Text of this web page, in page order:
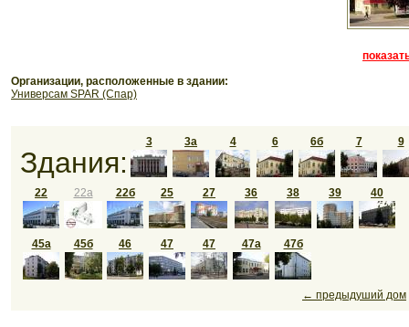
Организации, расположенные в здании:
Универсам SPAR (Спар)
Здания:
3 3а 4 6 6б 7 9
22 22а 22б 25 27 36 38 39 40
45а 45б 46 47 47 47а 47б
← предыдуший дом